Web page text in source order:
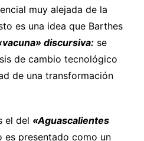
muy alejada de la
es una idea que Barthes
discursiva:se
de cambio tecnológico
de una transformación
el del «Aguascalientes
es presentado como un